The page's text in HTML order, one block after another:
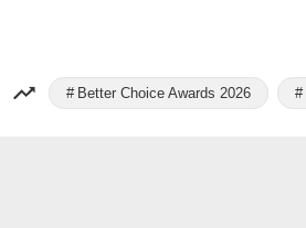
Better Choice Awards 2026